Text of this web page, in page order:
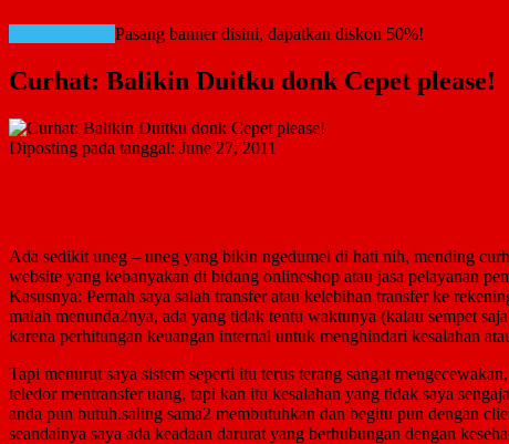
Pasang banner disini, dapatkan diskon 50%!
Curhat: Balikin Duitku donk Cepet please!
Diposting pada tanggal: June 27, 2011
Ada sedikit uneg – uneg yang bikin ngedumel di hati nih, mending
website yang kebanyakan di bidang onlineshop atau jasa pelayanan
Kasusnya: Pernah saya salah transfer atau kelebihan transfer ke
malah menunda2nya, ada yang tidak tentu waktunya (kalau sempet
karena perhitungan keuangan internal untuk menghindari kesalahan
Tapi menurut saya sistem seperti itu terus terang sangat
teledor mentransfer uang, tapi kan itu kesalahan yang tidak saya
anda pun butuh.saling sama2 membutuhkan dan begitu pun dengan
seandainya saya ada keadaan darurat yang berhubungan dengan